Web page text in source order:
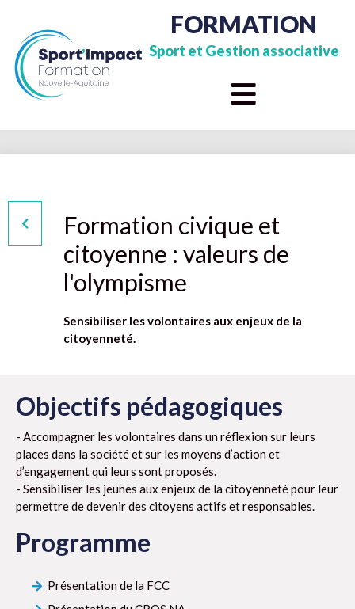
FORMATION
Sport et Gestion associative
Formation civique et
citoyenne : valeurs de
l'olympisme
Sensibiliser les volontaires aux enjeux de la
citoyenneté.
Objectifs pédagogiques
- Accompagner les volontaires dans un réflexion sur leurs
places dans la société et sur les moyens d’action et
d’engagement qui leurs sont proposés.
- Sensibiliser les jeunes aux enjeux de la citoyenneté pour leur
permettre de devenir des citoyens actifs et responsables.
Programme
Présentation de la FCC